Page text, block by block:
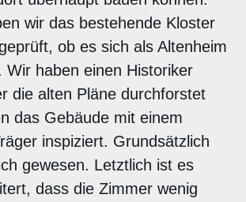
wir das bestehende Kloster
ob es sich als Altenheim
Wir haben einen Historiker
die alten Pläne durchforstet
das Gebäude mit einem
inspiziert. Grundsätzlich
gewesen. Letztlich ist es
dass die Zimmer wenig